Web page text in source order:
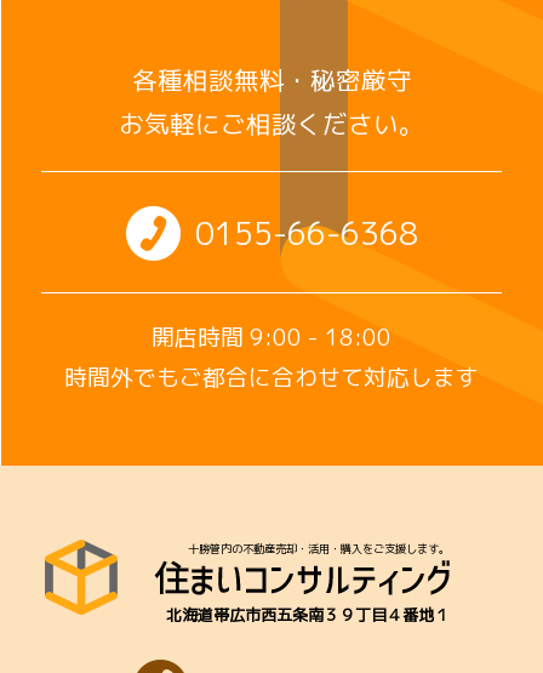
各種相談無料・秘密厳守
お気軽にご相談ください。
0155-66-6368
開店時間 9:00 - 18:00
時間外でもご都合に合わせて対応します
十勝管内の不動産売却・活用・購入をご支援します。
北海道帯広市西五条南３９丁目４番地１